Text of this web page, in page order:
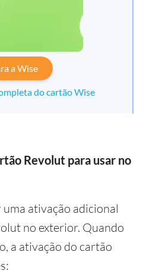
a Wise
do cartão Wise
Revolut para usar no
ativação adicional
no exterior. Quando
a ativação do cartão